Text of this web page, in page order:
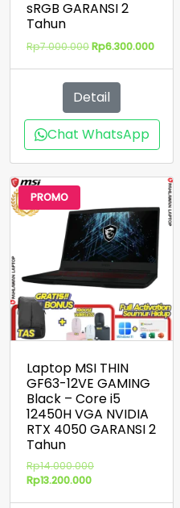
sRGB GARANSI 2
Tahun
Rp7.000.000Harga
Rp7.000.000.
Rp6.300.000Harga
Detail
Chat WhatsApp
PROMO
Laptop MSI THIN
GF63-12VE GAMING
Black – Core i5
12450H VGA NVIDIA
RTX 4050 GARANSI 2
Tahun
Rp14.000.000Harga
Rp13.200.000Harga